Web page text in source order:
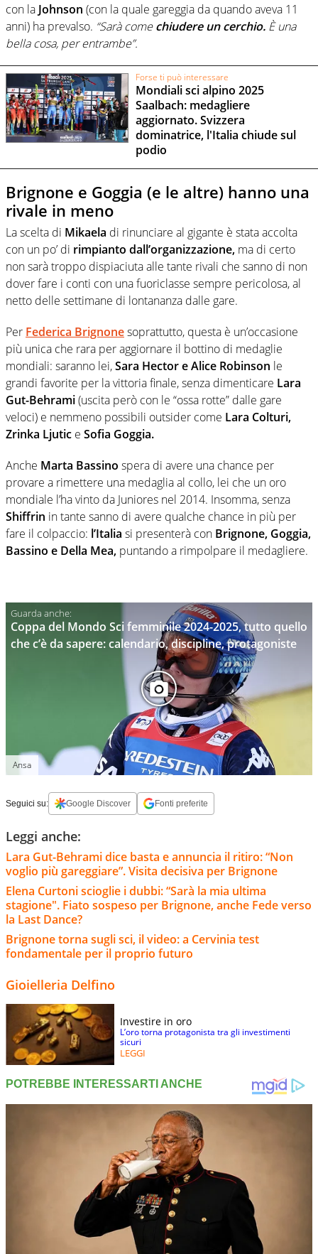
con la Johnson (con la quale gareggia da quando aveva 11
anni) ha prevalso. “Sarà comechiudere un cerchio. È una
bella cosa, per entrambe”.
Forse ti può interessare
Mondiali sci alpino 2025
Saalbach: medagliere
aggiornato. Svizzera
dominatrice, l'Italia chiude sul
podio
Brignone e Goggia (e le altre) hanno una
rivale in meno
La scelta di Mikaela di rinunciare al gigante è stata accolta
con un po’ di rimpianto dall’organizzazione, ma di certo
non sarà troppo dispiaciuta alle tante rivali che sanno di non
dover fare i conti con una fuoriclasse sempre pericolosa, al
netto delle settimane di lontananza dalle gare.
Per Federica Brignonesoprattutto, questa è un’occasione
più unica che rara per aggiornare il bottino di medaglie
mondiali: saranno lei,Sara Hector e Alice Robinson le
grandi favorite per la vittoria finale, senza dimenticare Lara
Gut-Behrami(uscita però con le “ossa rotte” dalle gare
veloci) e nemmeno possibili outsider come Lara Colturi,
Zrinka Ljutic e Sofia Goggia.
Anche Marta Bassino spera di avere una chance per
provare a rimettere una medaglia al collo, lei che un oro
mondiale l’ha vinto da Juniores nel 2014. Insomma, senza
Shiffrin in tante sanno di avere qualche chance in più per
fare il colpaccio: l’Italia si presenterà con Brignone, Goggia,
Bassino e Della Mea, puntando a rimpolpare il medagliere.
Coppa del Mondo Sci femminile 2024-2025, tutto quello
che c’è da sapere: calendario, discipline, protagoniste
Ansa
Seguici su: Google Discover Fonti preferite
Leggi anche:
Lara Gut-Behrami dice basta e annuncia il ritiro: “Non
voglio più gareggiare”. Visita decisiva per Brignone
Elena Curtoni scioglie i dubbi: “Sarà la mia ultima
stagione". Fiato sospeso per Brignone, anche Fede verso
la Last Dance?
Brignone torna sugli sci, il video: a Cervinia test
fondamentale per il proprio futuro
Gioielleria Delfino
Investire in oro
L’oro torna protagonista tra gli investimenti
sicuri
LEGGI